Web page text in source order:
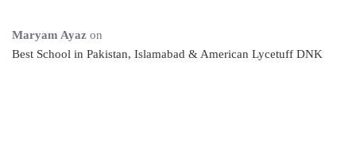
Maryam Ayaz on
Best School in Pakistan, Islamabad & American Lycetuff DNK